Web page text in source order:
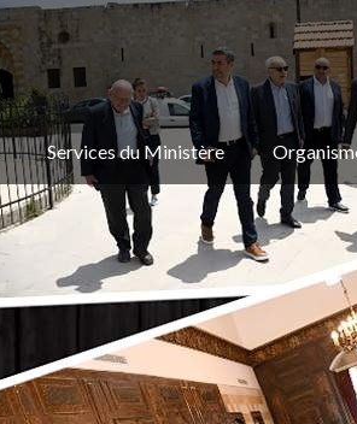
Services du Ministère